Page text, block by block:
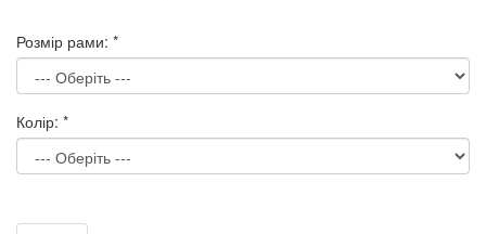
Розмір рами: *
Колір: *